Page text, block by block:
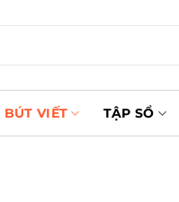
BÚT VIẾT TẬP SỔ